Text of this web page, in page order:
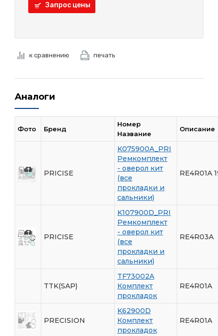
Запрос цены
к сравнению печать
Аналоги
Фото Бренд
Номер
Название
Описание
PRICISE
K075900A_PRI
Ремкомплект
- оверол кит
(все
прокладки и
сальники)
RE4R01A
PRICISE
K107900D_PRI
Ремкомплект
- оверол кит
(все
прокладки и
сальники)
RE4R03A
TTK(SAP)
TF73002A
Комплект
прокладок
RE4R01A
PRECISION
K62900D
Комплект
прокладок
RE4R01A